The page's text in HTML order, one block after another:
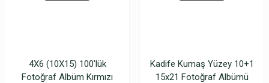
4X6 (10X15) 100'lük
Fotoğraf Albüm Kırmızı
Kadife Kumaş Yüzey 10+1
15x21 Fotoğraf Albümü